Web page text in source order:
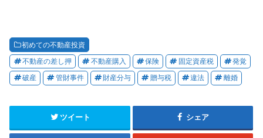
初めての不動産投資
不動産の差し押 不動産購入 保険 固定資産税 発覚
破産 管財事件 財産分与 贈与税 違法 離婚
ツイート シェア